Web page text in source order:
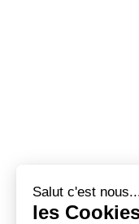
Salut c'est
les